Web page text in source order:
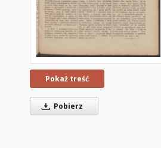
Pokaż treść
Pobierz